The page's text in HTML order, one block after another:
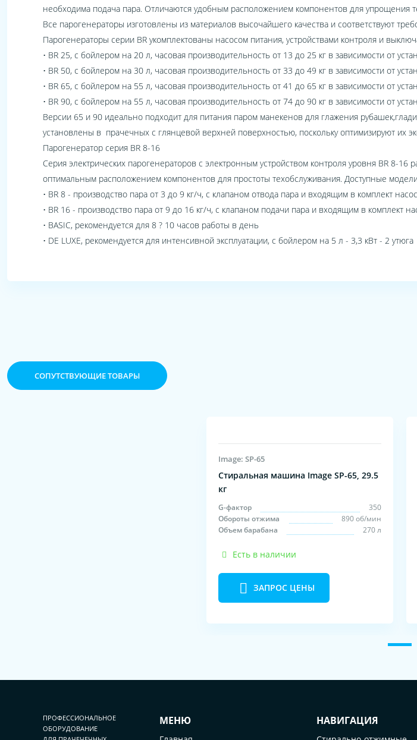
необходима подача пара. Отличаются удобным расположением компонентов для упрощения
Все парогенераторы изготовлены из материалов высочайшего качества и соответствуют
Парогенераторы серии BR укомплектованы насосом питания, устройствами контроля и
• BR 25, с бойлером на 20 л, часовая производительность от 13 до 25 кг в зависимости от
• BR 50, с бойлером на 30 л, часовая производительность от 33 до 49 кг в зависимости от
• BR 65, с бойлером на 55 л, часовая производительность от 41 до 65 кг в зависимости от
• BR 90, с бойлером на 55 л, часовая производительность от 74 до 90 кг в зависимости от
Версии 65 и 90 идеально подходит для питания паром манекенов для глажения
установлены в прачечных с глянцевой верхней поверхностью, поскольку оптимизируют их
Парогенератор серия BR 8-16
Серия электрических парогенераторов с электронным устройством контроля уровня BR 8-16
оптимальным расположением компонентов для простоты техобслуживания. Доступные
• BR 8 - производство пара от 3 до 9 кг/ч, с клапаном отвода пара и входящим в комплект
• BR 16 - производство пара от 9 до 16 кг/ч, с клапаном подачи пара и входящим в комплект
• BASIC, рекомендуется для 8 ? 10 часов работы в день
• DE LUXE, рекомендуется для интенсивной эксплуатации, с бойлером на 5 л - 3,3 кВт - 2 утюга
CОПУТСТВУЮЩИЕ ТОВАРЫ
Image: SP-65
Стиральная машина Image SP-65, 29.5
кг
G-фактор
350
Обороты отжима
890 об/мин
Объем барабана
270 л
Есть в наличии
ЗАПРОС ЦЕНЫ
ПРОФЕССИОНАЛЬНОЕ
ОБОРУДОВАНИЕ
МЕНЮ НАВИГАЦИЯ